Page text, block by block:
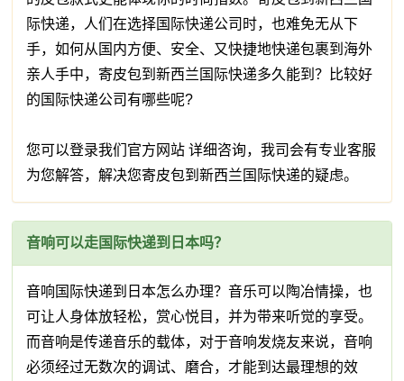
际快递，人们在选择国际快递公司时，也难免无从下
手，如何从国内方便、安全、又快捷地快递包裹到海外
亲人手中，寄皮包到新西兰国际快递多久能到？比较好
的国际快递公司有哪些呢?
您可以登录我们官方网站 详细咨询，我司会有专业客服
为您解答，解决您寄皮包到新西兰国际快递的疑虑。
音响可以走国际快递到日本吗？
音响国际快递到日本怎么办理？音乐可以陶冶情操，也
可让人身体放轻松，赏心悦目，并为带来听觉的享受。
而音响是传递音乐的载体，对于音响发烧友来说，音响
必须经过无数次的调试、磨合，才能到达最理想的效